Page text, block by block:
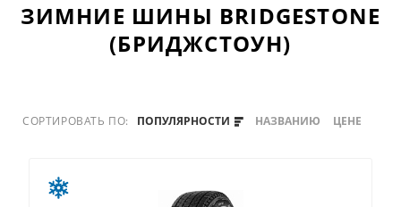
ЗИМНИЕ ШИНЫ BRIDGESTONE
(БРИДЖСТОУН)
СОРТИРОВАТЬ ПО: ПОПУЛЯРНОСТИ НАЗВАНИЮ ЦЕНЕ